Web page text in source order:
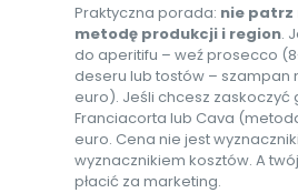
Praktyczna porada: nie patrz
metodę produkcji i region.
do aperitifu – weź prosecco
deseru lub tostów –
euro). Jeśli chcesz zaskoczyć
Franciacorta lub Cava
euro. Cena nie jest
wyznacznikiem kosztów. A
płacić za marketing.